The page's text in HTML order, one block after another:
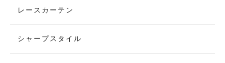
レースカーテン
シャープスタイル